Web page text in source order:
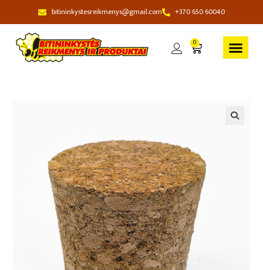
bitininkystesreikmenys@gmail.com +370 650 60040
0